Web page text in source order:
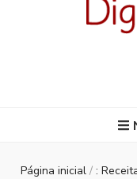
Página inicial / :